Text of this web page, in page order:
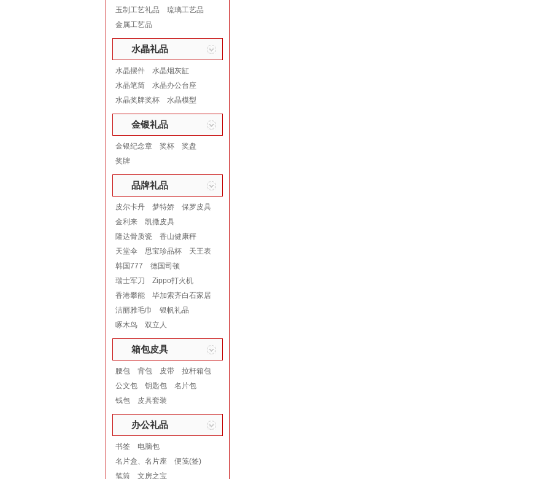
玉制工艺礼品
琉璃工艺品
金属工艺品
水晶礼品
水晶摆件
水晶烟灰缸
水晶笔筒
水晶办公台座
水晶奖牌奖杯
水晶模型
金银礼品
金银纪念章 奖杯
奖盘
奖牌
品牌礼品
皮尔卡丹 梦特娇
保罗皮具
金利来
凯撒皮具
隆达骨质瓷
香山健康秤
天堂伞
思宝珍品杯
天王表
韩国777
德国司顿
瑞士军刀
Zippo打火机
香港攀能
毕加索齐白石家居
洁丽雅毛巾
银帆礼品
啄木鸟
双立人
箱包皮具
腰包 背包 皮带
拉杆箱包
公文包
钥匙包
名片包
钱包
皮具套装
办公礼品
书签
电脑包
名片盒、名片座
便笺(签)
笔筒
文房之宝